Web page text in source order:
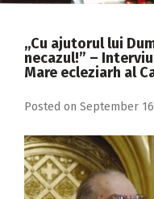
2018
2017
2016
2013
2012
,,Cu ajutorul lui
necazul!” –
Mare ecleziarh al
Posted on September